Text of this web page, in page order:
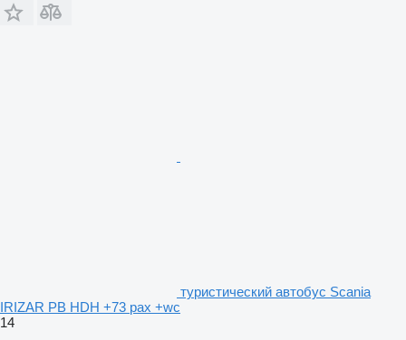
туристический автобус Scania
IRIZAR PB HDH +73 pax +wc
14